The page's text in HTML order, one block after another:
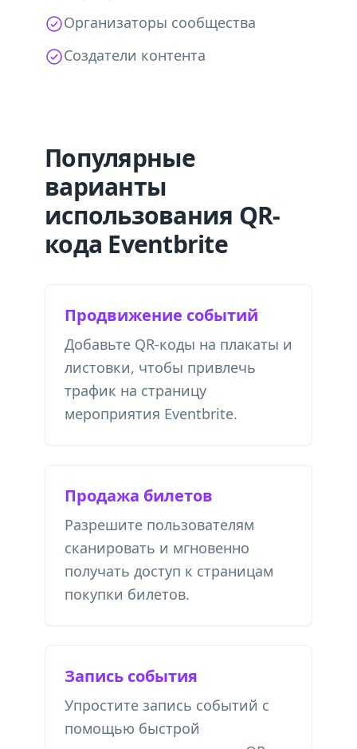
Организаторы сообщества
Создатели контента
Популярные
варианты
использования QR-
кода Eventbrite
Продвижение событий
Добавьте QR-коды на плакаты и
листовки, чтобы привлечь
трафик на страницу
мероприятия Eventbrite.
Продажа билетов
Разрешите пользователям
сканировать и мгновенно
получать доступ к страницам
покупки билетов.
Запись события
Упростите запись событий с
помощью быстрой